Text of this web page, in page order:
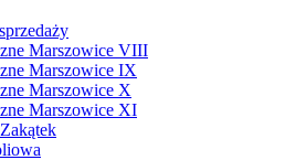
Marszowice VIII
Marszowice IX
Marszowice X
Marszowice XI